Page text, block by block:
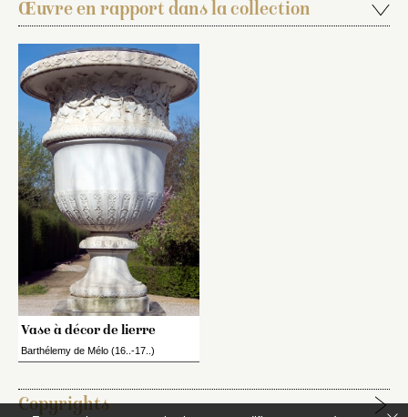
Œuvre en rapport dans la collection
Vase à décor de lierre
Barthélemy de Mélo (16..-17..)
Copyrights